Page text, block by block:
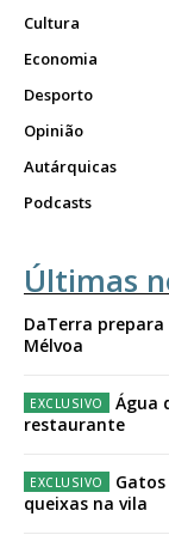
Cultura
Economia
Desporto
Opinião
Autárquicas
Podcasts
Últimas
DaTerra
Mélvoa
Água
restaurante
queixas na vila